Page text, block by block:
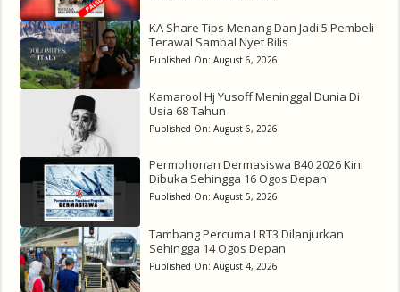
KA Share Tips Menang Dan Jadi 5 Pembeli
Terawal Sambal Nyet Bilis
Published On: August 6, 2026
Kamarool Hj Yusoff Meninggal Dunia Di
Usia 68 Tahun
Published On: August 6, 2026
Permohonan Dermasiswa B40 2026 Kini
Dibuka Sehingga 16 Ogos Depan
Published On: August 5, 2026
Tambang Percuma LRT3 Dilanjurkan
Sehingga 14 Ogos Depan
Published On: August 4, 2026